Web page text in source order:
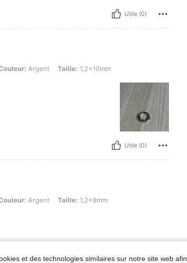
Utile (0)
Taille: 1,2x10mm
Argent Taille: 1,2x10mm
Utile (0)
Taille: 1,2x8mm
Argent Taille: 1,2x8mm
Utile (0)
et des technologies similaires sur notre site web